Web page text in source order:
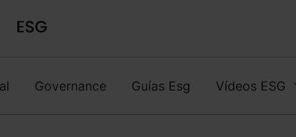
Governance Guías Esg Vídeos ESG